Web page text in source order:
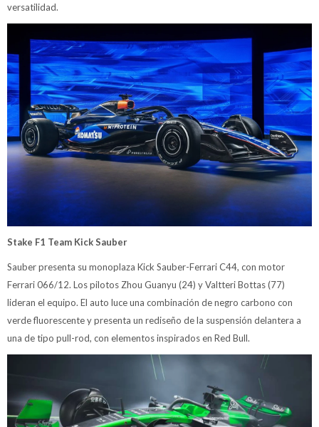
versatilidad.
Stake F1 Team Kick Sauber
Sauber presenta su monoplaza Kick Sauber-Ferrari C44, con motor
Ferrari 066/12. Los pilotos Zhou Guanyu (24) y Valtteri Bottas (77)
lideran el equipo. El auto luce una combinación de negro carbono con
verde fluorescente y presenta un rediseño de la suspensión delantera a
una de tipo pull-rod, con elementos inspirados en Red Bull.